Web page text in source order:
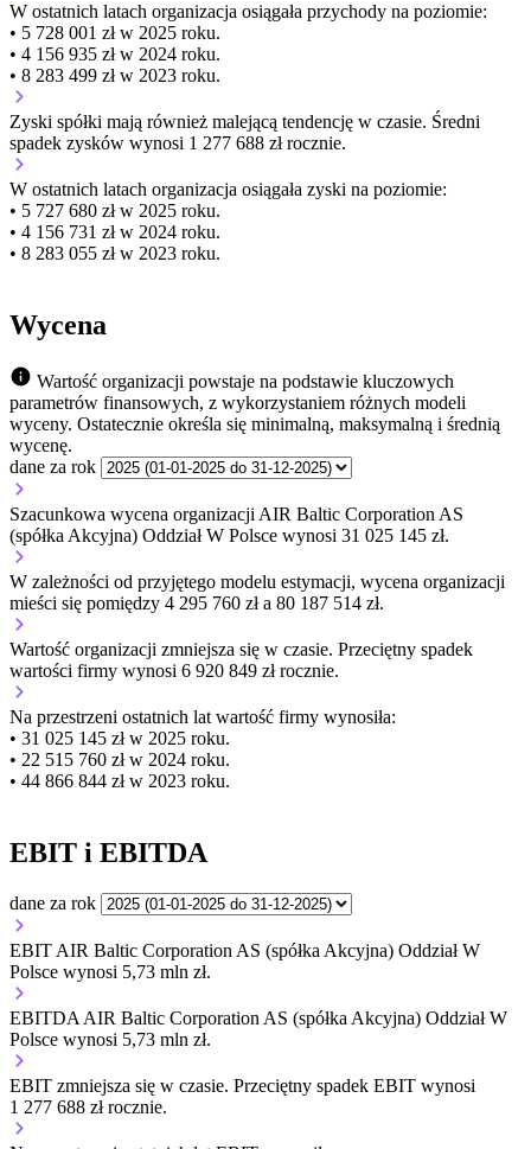
W ostatnich latach organizacja osiągała przychody na poziomie:
• 5 728 001 zł w 2025 roku.
• 4 156 935 zł w 2024 roku.
• 8 283 499 zł w 2023 roku.
Zyski spółki mają również malejącą tendencję w czasie. Średni
spadek zysków wynosi 1 277 688 zł rocznie.
W ostatnich latach organizacja osiągała zyski na poziomie:
• 5 727 680 zł w 2025 roku.
• 4 156 731 zł w 2024 roku.
• 8 283 055 zł w 2023 roku.
Wycena
Wartość organizacji powstaje na podstawie kluczowych
parametrów finansowych, z wykorzystaniem różnych modeli
wyceny. Ostatecznie określa się minimalną, maksymalną i średnią
wycenę.
dane za rok
Szacunkowa wycena organizacji AIR Baltic Corporation AS
(spółka Akcyjna) Oddział W Polsce wynosi 31 025 145 zł.
W zależności od przyjętego modelu estymacji, wycena organizacji
mieści się pomiędzy 4 295 760 zł a 80 187 514 zł.
Wartość organizacji zmniejsza się w czasie. Przeciętny spadek
wartości firmy wynosi 6 920 849 zł rocznie.
Na przestrzeni ostatnich lat wartość firmy wynosiła:
• 31 025 145 zł w 2025 roku.
• 22 515 760 zł w 2024 roku.
• 44 866 844 zł w 2023 roku.
EBIT i EBITDA
dane za rok
EBIT AIR Baltic Corporation AS (spółka Akcyjna) Oddział W
Polsce wynosi 5,73 mln zł.
EBITDA AIR Baltic Corporation AS (spółka Akcyjna) Oddział W
Polsce wynosi 5,73 mln zł.
EBIT zmniejsza się w czasie. Przeciętny spadek EBIT wynosi
1 277 688 zł rocznie.